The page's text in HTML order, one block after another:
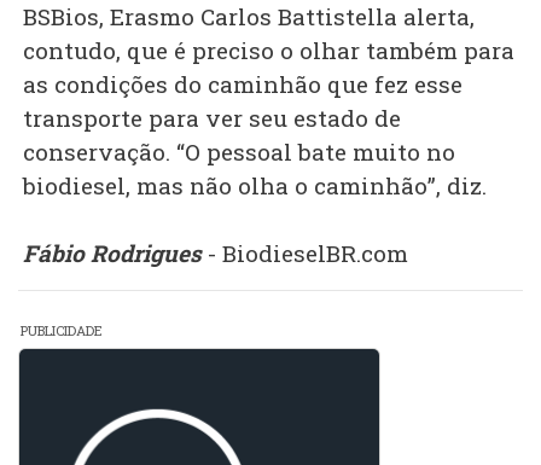
BSBios, Erasmo Carlos Battistella alerta,
contudo, que é preciso o olhar também para
as condições do caminhão que fez esse
transporte para ver seu estado de
conservação. “O pessoal bate muito no
biodiesel, mas não olha o caminhão”, diz.
Fábio Rodrigues- BiodieselBR.com
PUBLICIDADE